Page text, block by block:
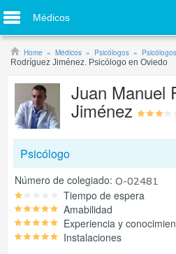
Médicos
Home Médicos Psicólogos
Rodríguez Jiménez. Psicólogo en Oviedo
Juan Manuel
Jiménez
Psicólogo
Número de colegiado:
Tiempo de espera
Amabilidad
Experiencia y
Instalaciones